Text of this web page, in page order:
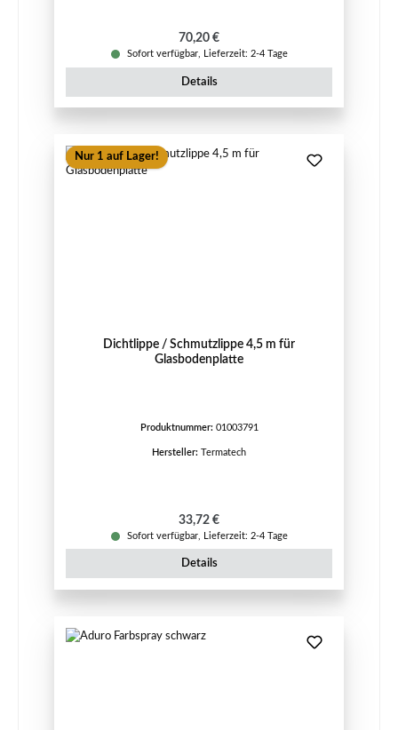
Regulärer Preis:
70,20 €
Sofort verfügbar, Lieferzeit: 2-4 Tage
Details
Nur 1 auf Lager!
Dichtlippe / Schmutzlippe 4,5 m für
Glasbodenplatte
Produktnummer: 01003791
Hersteller: Termatech
Regulärer Preis:
33,72 €
Sofort verfügbar, Lieferzeit: 2-4 Tage
Details